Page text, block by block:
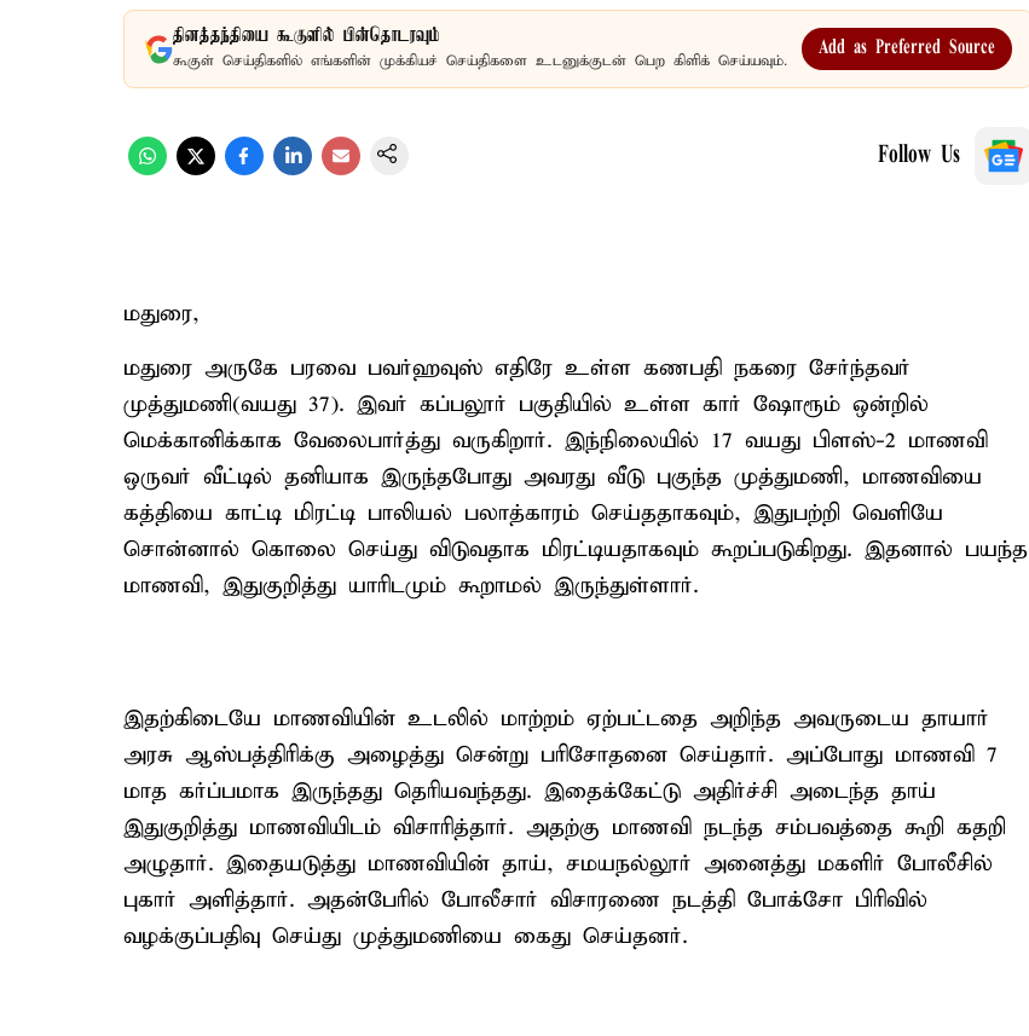
தினத்தந்தியை கூகுளில் பின்தொடரவும்
கூகுள் செய்திகளில் எங்களின் முக்கியச் செய்திகளை உடனுக்குடன் பெற கிளிக் செய்யவும்.
Add as Preferred Source
Follow Us
மதுரை,
மதுரை அருகே பரவை பவர்ஹவுஸ் எதிரே உள்ள கணபதி நகரை சேர்ந்தவர்
முத்துமணி(வயது 37). இவர் கப்பலூர் பகுதியில் உள்ள கார் ஷோரூம் ஒன்றில்
மெக்கானிக்காக வேலைபார்த்து வருகிறார். இந்நிலையில் 17 வயது பிளஸ்-2 மாணவி
ஒருவர் வீட்டில் தனியாக இருந்தபோது அவரது வீடு புகுந்த முத்துமணி, மாணவியை
கத்தியை காட்டி மிரட்டி பாலியல் பலாத்காரம் செய்ததாகவும், இதுபற்றி வெளியே
சொன்னால் கொலை செய்து விடுவதாக மிரட்டியதாகவும் கூறப்படுகிறது. இதனால் பயந்த
மாணவி, இதுகுறித்து யாரிடமும் கூறாமல் இருந்துள்ளார்.
இதற்கிடையே மாணவியின் உடலில் மாற்றம் ஏற்பட்டதை அறிந்த அவருடைய தாயார்
அரசு ஆஸ்பத்திரிக்கு அழைத்து சென்று பரிசோதனை செய்தார். அப்போது மாணவி 7
மாத கர்ப்பமாக இருந்தது தெரியவந்தது. இதைக்கேட்டு அதிர்ச்சி அடைந்த தாய்
இதுகுறித்து மாணவியிடம் விசாரித்தார். அதற்கு மாணவி நடந்த சம்பவத்தை கூறி கதறி
அழுதார். இதையடுத்து மாணவியின் தாய், சமயநல்லூர் அனைத்து மகளிர் போலீசில்
புகார் அளித்தார். அதன்பேரில் போலீசார் விசாரணை நடத்தி போக்சோ பிரிவில்
வழக்குப்பதிவு செய்து முத்துமணியை கைது செய்தனர்.